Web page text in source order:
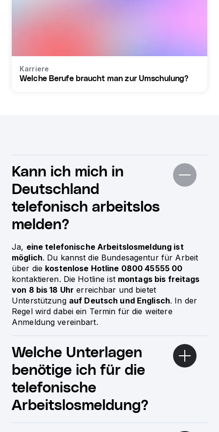
Karriere
Welche Berufe braucht man zur Umschulung?
Kann ich mich in
Deutschland
telefonisch arbeitslos
melden?
Ja, eine telefonische Arbeitslosmeldung ist
möglich. Du kannst die Bundesagentur für Arbeit
über die kostenlose Hotline 0800 45555 00
kontaktieren. Die Hotline ist montags bis freitags
von 8 bis 18 Uhr erreichbar und bietet
Unterstützung auf Deutsch und Englisch. In der
Regel wird dabei ein Termin für die weitere
Anmeldung vereinbart.
Welche Unterlagen
benötige ich für die
telefonische
Arbeitslosmeldung?